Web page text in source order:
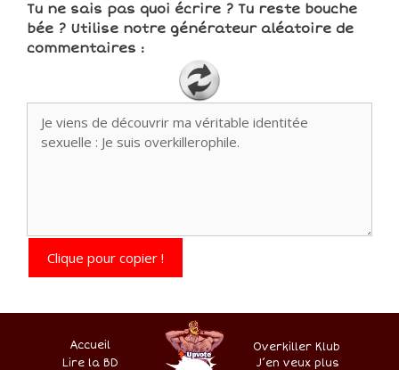
Tu ne sais pas quoi écrire ? Tu reste bouche
bée ? Utilise notre générateur aléatoire de
commentaires :
Clique pour copier !
.
Accueil
–
Lire la BD – J’en veux plus
–
Overkiller Klub
–